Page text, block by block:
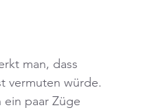
man, dass
vermuten würde.
paar Züge